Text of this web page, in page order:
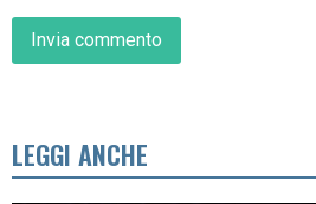
LEGGI ANCHE